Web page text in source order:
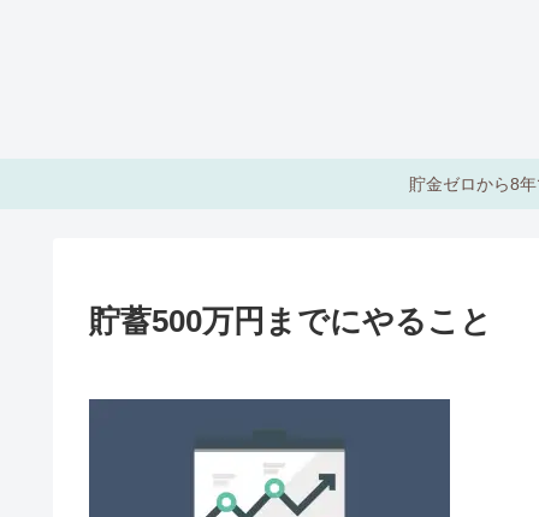
貯金ゼロから8
貯蓄500万円までにやること